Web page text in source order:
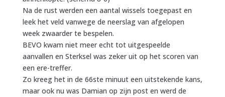
Na de rust werden een aantal wissels toegepast en
leek het veld vanwege de neerslag van afgelopen
week zwaarder te bespelen.
BEVO kwam niet meer echt tot uitgespeelde
aanvallen en Sterksel was zeker uit op het scoren van
een ere-treffer.
Zo kreeg het in de 66ste minuut een uitstekende kans,
maar ook nu was Damian op zijn post en werd de